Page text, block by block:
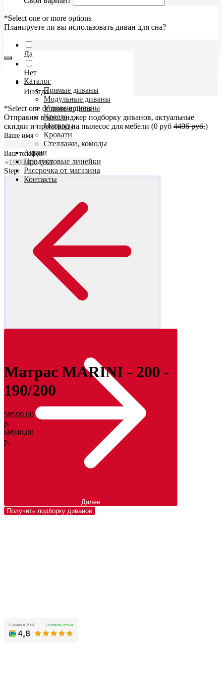
*Select one or more options
Планируете ли вы использовать диван для сна?
Да
Нет
Иногда
*Select one or more options
Отправим в мессенджер подборку диванов, актуальные
скидки и промокод на пылесос для мебели (0 руб 4406 руб.)
Ваше имя
Ваш телефон
Step:
Далее
Получить подборку диванов
Каталог
Прямые диваны
Модульные диваны
Угловые диваны
Кресла
Матрасы
Кровати
Стеллажи, комоды
Акции
Продуктовые линейки
Рассрочка от магазина
Контакты
Матрас MARINI - 200 -
190/200
58599,00
р.
68940,00
р.